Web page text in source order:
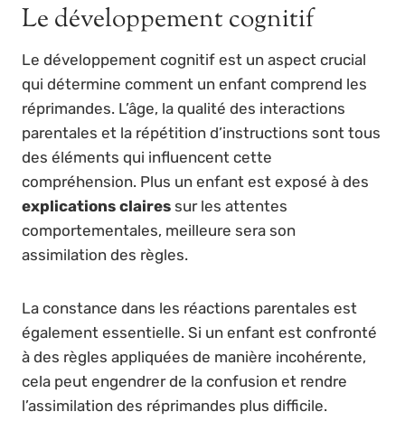
Le développement cognitif
Le développement cognitif est un aspect crucial
qui détermine comment un enfant comprend les
réprimandes. L’âge, la qualité des interactions
parentales et la répétition d’instructions sont tous
des éléments qui influencent cette
compréhension. Plus un enfant est exposé à des
explications claires sur les attentes
comportementales, meilleure sera son
assimilation des règles.
La constance dans les réactions parentales est
également essentielle. Si un enfant est confronté
à des règles appliquées de manière incohérente,
cela peut engendrer de la confusion et rendre
l’assimilation des réprimandes plus difficile.